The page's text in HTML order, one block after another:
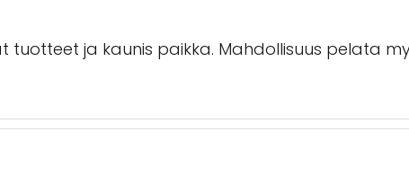
tuotteet ja kaunis paikka. Mahdollisuus pelata